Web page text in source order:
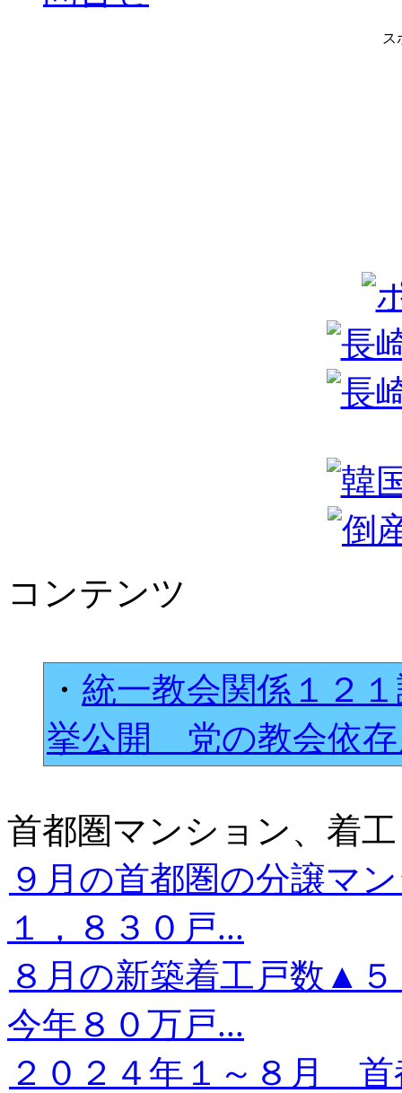
ス
コンテンツ
・ 統一教会関係１２
挙公開 党の教会依
首都圏マンション、着
９月の首都圏の分譲マ
１，８３０戸...
８月の新築着工戸数▲
今年８０万戸...
２０２４年１～８月